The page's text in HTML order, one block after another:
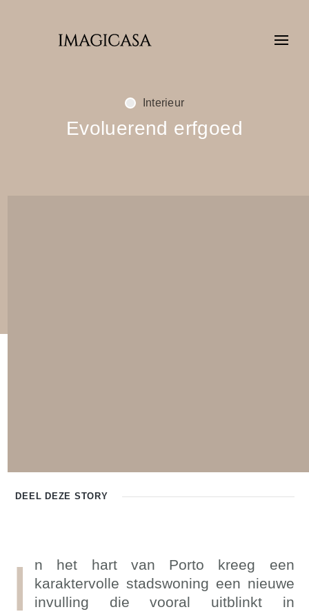
Interieur
Evoluerend erfgoed
DEEL DEZE STORY
I
n het hart van Porto kreeg een
karaktervolle stadswoning een nieuwe
invulling die vooral uitblinkt in